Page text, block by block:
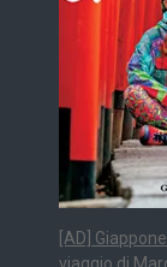
[AD]